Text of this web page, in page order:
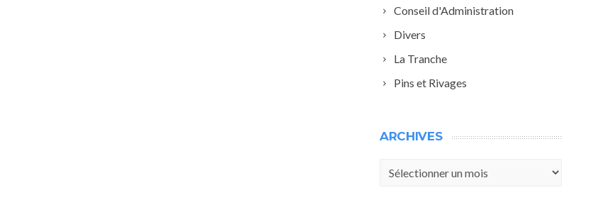
Conseil d'Administration
Divers
La Tranche
Pins et Rivages
ARCHIVES
Archives